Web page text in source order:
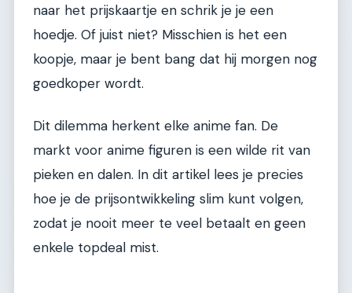
naar het prijskaartje en schrik je je een
hoedje. Of juist niet? Misschien is het een
koopje, maar je bent bang dat hij morgen nog
goedkoper wordt.
Dit dilemma herkent elke anime fan. De
markt voor anime figuren is een wilde rit van
pieken en dalen. In dit artikel lees je precies
hoe je de prijsontwikkeling slim kunt volgen,
zodat je nooit meer te veel betaalt en geen
enkele topdeal mist.